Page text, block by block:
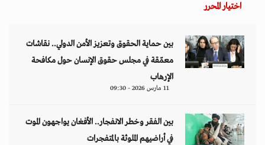
اختيار المحرر
بين حماية الحقوق وتعزيز الأمن الدولي.. نقاشات
معمّقة في مجلس حقوق الإنسان حول مكافحة
الإرهاب
11 مارس 2026 - 09:30
بين الفقر وخطر الانفجار.. الأفغان يواجهون الموت
في أراضيهم الملوثة بالمتفجرات